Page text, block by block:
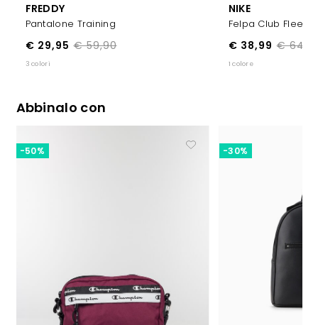
FREDDY
Pantalone Training
€ 59,90
€ 29,95
3 colori
NIKE
Felpa Club Fleece
€
€ 38,99
1 colore
Abbinalo con
-50% -30%